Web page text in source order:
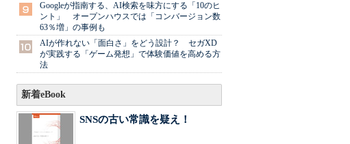
Googleが指南する、AI検索を味方にする「10のヒ
ント」 オープンハウスでは「コンバージョン数
63％増」の事例も
AIが作れない「面白さ」をどう設計？ セガXD
が実践する「ゲーム発想」で体験価値を高める方
法
新着eBook
SNSの古い常識を疑え！